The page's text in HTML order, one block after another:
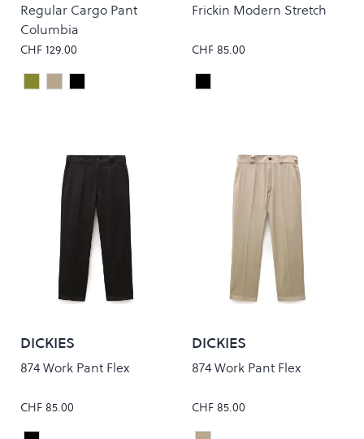
Regular Cargo Pant
Columbia
CHF 129.00
Colour
Cypress Rinsed
Leather Rinsed
Black Rinsed
Frickin Modern Stretch
CHF 85.00
Colour
Black
DICKIES
874 Work Pant Flex
CHF 85.00
DICKIES
874 Work Pant Flex
CHF 85.00